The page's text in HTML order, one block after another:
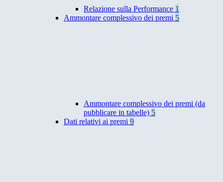
Relazione sulla Performance 1
Ammontare complessivo dei premi 5
Ammontare complessivo dei premi (da
pubblicare in tabelle) 5
Dati relativi ai premi 9